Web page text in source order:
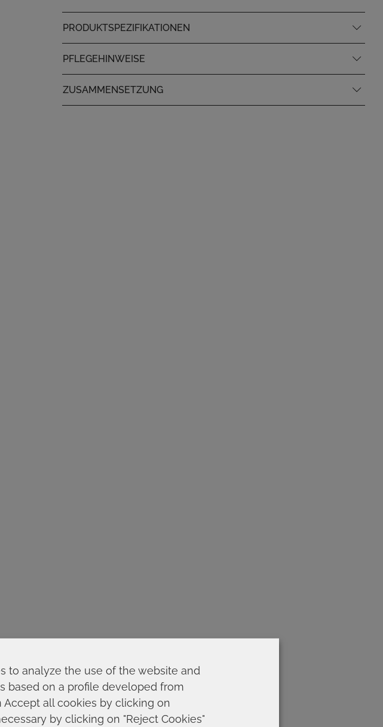
PRODUKTSPEZIFIKATIONEN
PFLEGEHINWEISE
ZUSAMMENSETZUNG
to analyze the use of the website and
based on a profile developed from
Accept all cookies by clicking on
by clicking on "Reject Cookies"